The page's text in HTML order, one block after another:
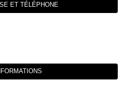
ET TÉLÉPHONE